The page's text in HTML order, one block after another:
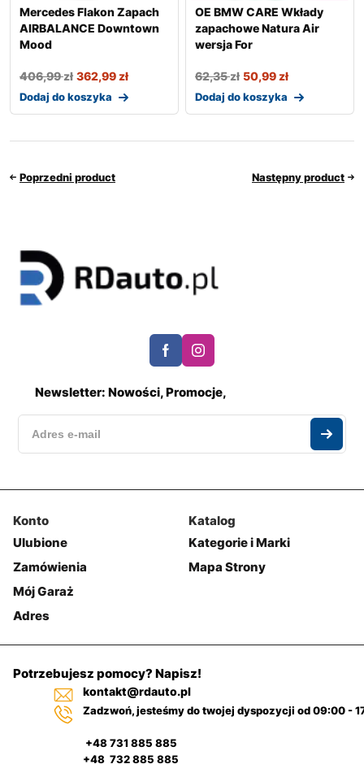
Mercedes Flakon Zapach
AIRBALANCE Downtown
Mood
406,99zł 362,99zł
Dodaj do koszyka
OE BMW CARE Wkłady
zapachowe Natura Air
wersja For
62,35zł 50,99zł
Dodaj do koszyka
Poprzedni product Następny product
Newsletter: Nowości, Promocje,
Konto
Ulubione
Zamówienia
Mój Garaż
Adres
Katalog
Kategorie i Marki
Mapa Strony
Potrzebujesz pomocy? Napisz!
kontakt@rdauto.pl
Zadzwoń, jesteśmy do twojej dyspozycji od 09:00 -
+48 731 885 885
+48 732 885 885